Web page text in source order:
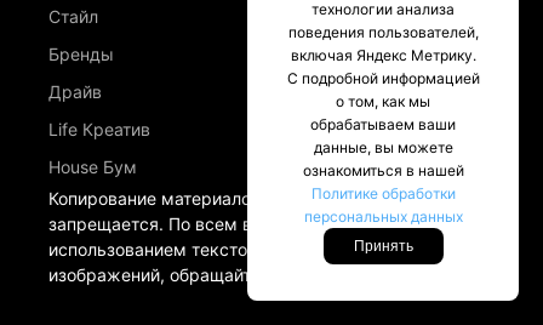
Стайл
Бренды
Драйв
Life Креатив
House Бум
Копирование материалов сайта intrends.ru
запрещается. По всем вопросам, связанных с
использованием текстовых материалов и
изображений, обращайтесь в разделе Контакты.
технологии анализа
поведения пользователей,
включая Яндекс Метрику.
С подробной информацией
о том, как мы
обрабатываем ваши
данные, вы можете
ознакомиться в нашей
Политике обработки
персональных данных
Принять